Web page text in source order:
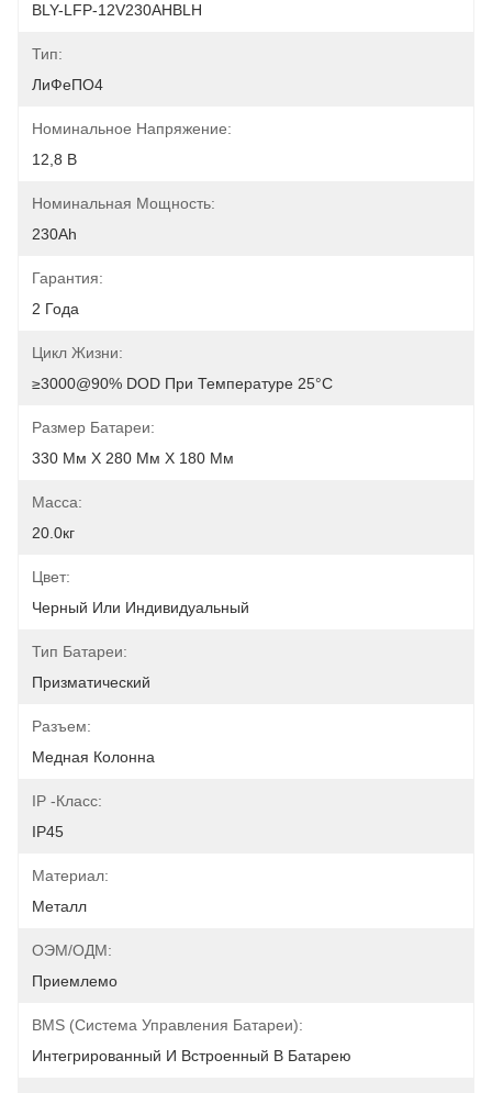
BLY-LFP-12V230AHBLH
Тип:
ЛиФеПО4
Номинальное Напряжение:
12,8 В
Номинальная Мощность:
230Ah
Гарантия:
2 Года
Цикл Жизни:
≥3000@90% DOD При Температуре 25°C
Размер Батареи:
330 Мм Х 280 Мм Х 180 Мм
Масса:
20.0кг
Цвет:
Черный Или Индивидуальный
Тип Батареи:
Призматический
Разъем:
Медная Колонна
IP -класс:
IP45
Материал:
Металл
ОЭМ/ОДМ:
Приемлемо
BMS (система Управления Батареи):
Интегрированный И Встроенный В Батарею